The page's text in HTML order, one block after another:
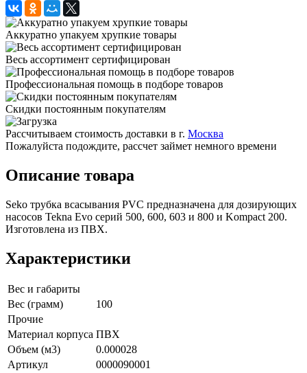
Аккуратно упакуем хрупкие товары
Весь ассортимент сертифицирован
Профессиональная помощь в подборе товаров
Скидки постоянным покупателям
Рассчитываем стоимость доставки в г. Москва
Пожалуйста подождите, рассчет займет немного времени
Описание товара
Seko трубка всасывания PVC предназначена для дозирующих
насосов Tekna Evo серий 500, 600, 603 и 800 и Kompact 200.
Изготовлена из ПВХ.
Характеристики
Вес и габариты
Вес (грамм)
100
Прочие
Материал корпуса ПВХ
Объем (м3)
0.000028
Артикул
0000090001